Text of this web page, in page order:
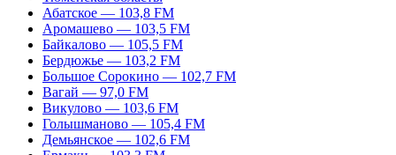
Абатское — 103,8 FM
Аромашево — 103,5 FM
Байкалово — 105,5 FM
Бердюжье — 103,2 FM
Большое Сорокино — 102,7 FM
Вагай — 97,0 FM
Викулово — 103,6 FM
Голышманово — 105,4 FM
Демьянское — 102,6 FM